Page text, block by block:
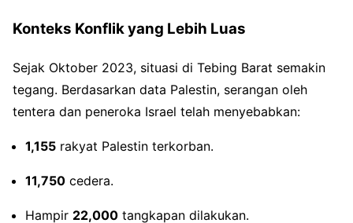
Konteks Konflik yang Lebih Luas
Sejak Oktober 2023, situasi di Tebing Barat semakin
tegang. Berdasarkan data Palestin, serangan oleh
tentera dan peneroka Israel telah menyebabkan:
1,155 rakyat Palestin terkorban.
11,750 cedera.
Hampir 22,000 tangkapan dilakukan.